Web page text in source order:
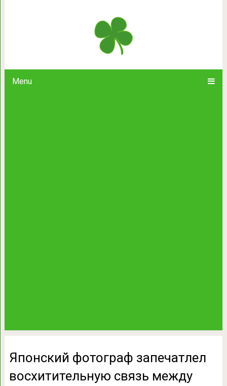
Menu
Японский фотограф запечатлел
своей бабушкой и ее
Японский фотограф запечатлел
восхитительную связь между